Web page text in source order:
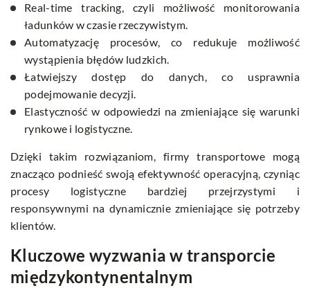
Real-time tracking, czyli możliwość monitorowania
ładunków w czasie rzeczywistym.
Automatyzację procesów, co redukuje możliwość
wystąpienia błędów ludzkich.
Łatwiejszy dostęp do danych, co usprawnia
podejmowanie decyzji.
Elastyczność w odpowiedzi na zmieniające się warunki
rynkowe i logistyczne.
Dzięki takim rozwiązaniom, firmy transportowe mogą
znacząco podnieść swoją efektywność operacyjną, czyniąc
procesy logistyczne bardziej przejrzystymi i
responsywnymi na dynamicznie zmieniające się potrzeby
klientów.
Kluczowe wyzwania w transporcie
międzykontynentalnym